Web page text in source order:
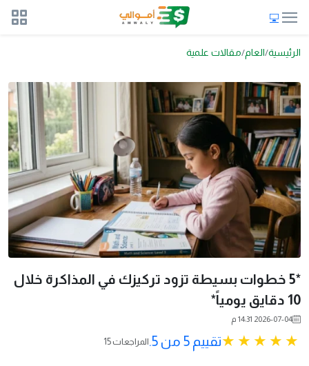
الرئيسية العام مقالات علمية
*5 خطوات بسيطة تزود تركيزك في المذاكرة خلال
10 دقايق يومياً*
2026-07-04 14:31 م
تقييم 5 من 5. 15 المراجعات